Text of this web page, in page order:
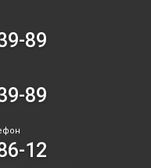
89
89
12